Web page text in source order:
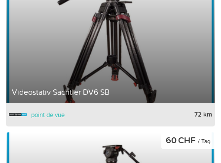
Videostativ Sachtler DV6 SB
point de vue 72 km
60 CHF / Tag